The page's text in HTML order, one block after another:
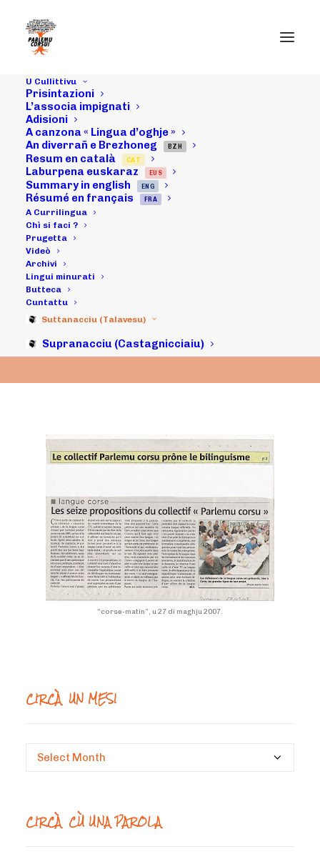
U Cullittivu
Prisintazioni
L’associa impignati
Adisioni
A canzona « Lingua d’oghje »
An diverrañ e Brezhoneg
BZH
Resum en català CAT
Laburpena euskaraz EUS
Summary in english ENG
Résumé en français FRA
A Currilingua
Chì si faci ?
Prugetta
Videò
Archivi
Lingui minurati
Butteca
Cuntattu
Suttanacciu (Talavesu)
Supranacciu (Castagnicciaiu)
Cunfarenza di
stampa di
26/05/2007
“corse-matin”, u 27 di maghju 2007.
CIRCÀ UN MESI
Circà
CIRCÀ CÙ UNA PAROLA